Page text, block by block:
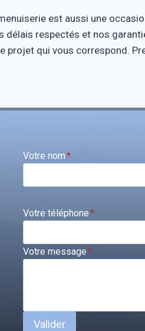
est aussi une
respectés et nos
projet qui vous correspond.
Votre nom*
Votre téléphone*
Votre message*
Valider